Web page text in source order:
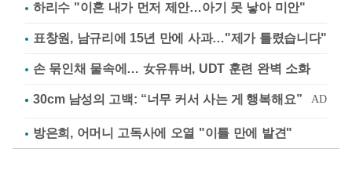
하리수 "이혼 내가 먼저 제안…아기 못 낳아 미안"
표창원, 남규리에 15년 만에 사과…"제가 틀렸습니다"
손 묶인채 물속에… 女유튜버, UDT 훈련 완벽 소화
방은희, 어머니 고독사에 오열 "이틀 만에 발견"